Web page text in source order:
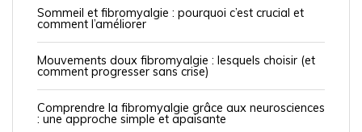
Sommeil et fibromyalgie : pourquoi c’est crucial et
comment l’améliorer
Mouvements doux fibromyalgie : lesquels choisir (et
comment progresser sans crise)
Comprendre la fibromyalgie grâce aux neurosciences
: une approche simple et apaisante